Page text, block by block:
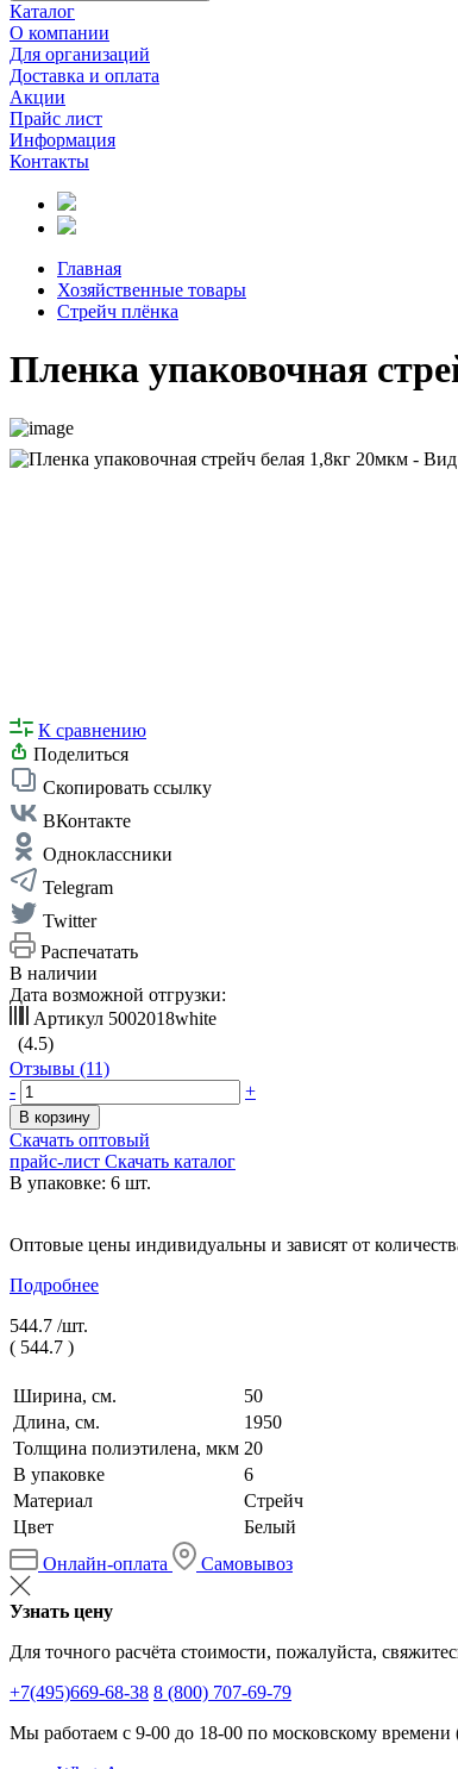
Каталог
О компании
Для организаций
Доставка и оплата
Акции
Прайс лист
Информация
Контакты
Главная
Хозяйственные товары
Стрейч плёнка
Пленка упаковочная
К сравнению
Поделиться
Скопировать ссылку
ВКонтакте
Одноклассники
Telegram
Twitter
Распечатать
В наличии
Дата возможной отгрузки:
Артикул 5002018white
(4.5)
Отзывы (11)
-
+
В корзину
Скачать оптовый
прайс-лист Скачать каталог
В упаковке: 6 шт.
Оптовые цены индивидуальны и зависят от
Подробнее
544.7 /шт.
( 544.7 )
Ширина, см.
50
Длина, см.
1950
Толщина полиэтилена, мкм 20
В упаковке
6
Материал
Стрейч
Цвет
Белый
Онлайн-оплата
Самовывоз
Узнать цену
Для точного расчёта стоимости, пожалуйста,
+7(495)669-68-38 8 (800) 707-69-79
Мы работаем с 9-00 до 18-00 по московскому